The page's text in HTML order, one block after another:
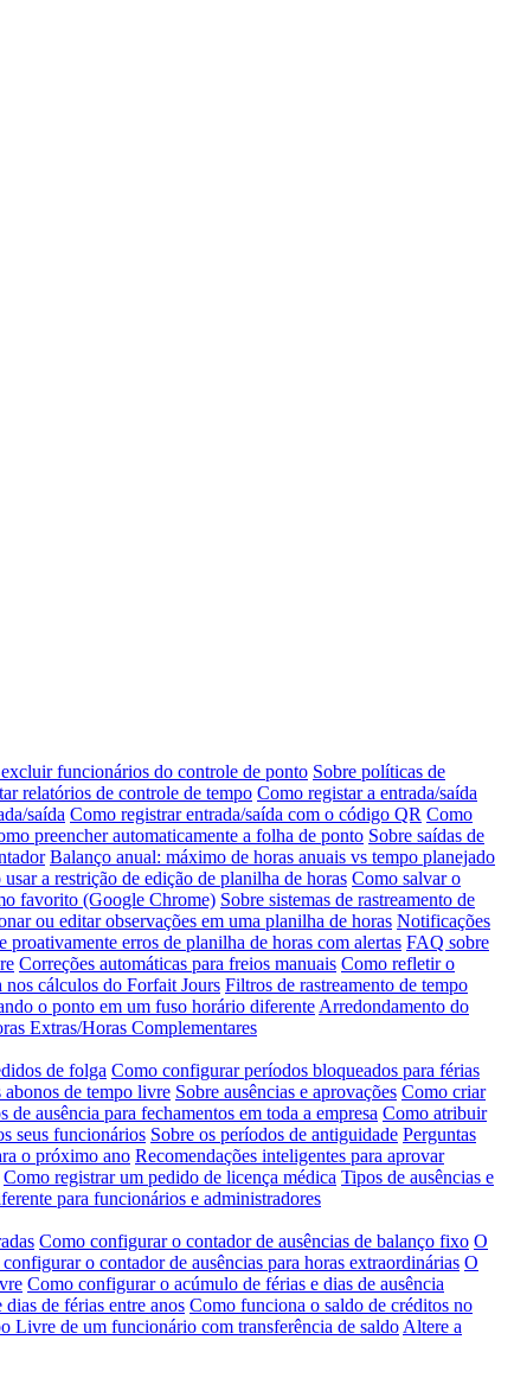
funcionários do controle de ponto Sobre políticas de
relatórios de controle de tempo Como registar a entrada/saída
saída Como registrar entrada/saída com o código QR Como
preencher automaticamente a folha de ponto Sobre saídas de
Balanço anual: máximo de horas anuais vs tempo planejado
a restrição de edição de planilha de horas Como salvar o
favorito (Google Chrome) Sobre sistemas de rastreamento de
ou editar observações em uma planilha de horas Notificações
proativamente erros de planilha de horas com alertas FAQ sobre
Correções automáticas para freios manuais Como refletir o
cálculos do Forfait Jours Filtros de rastreamento de tempo
o ponto em um fuso horário diferente Arredondamento do
Extras/Horas Complementares
de folga Como configurar períodos bloqueados para férias
abonos de tempo livre Sobre ausências e aprovações Como criar
de ausência para fechamentos em toda a empresa Como atribuir
seus funcionários Sobre os períodos de antiguidade Perguntas
o próximo ano Recomendações inteligentes para aprovar
Como registrar um pedido de licença médica Tipos de ausências e
para funcionários e administradores
Como configurar o contador de ausências de balanço fixo O
o contador de ausências para horas extraordinárias O
Como configurar o acúmulo de férias e dias de ausência
de férias entre anos Como funciona o saldo de créditos no
Livre de um funcionário com transferência de saldo Altere a